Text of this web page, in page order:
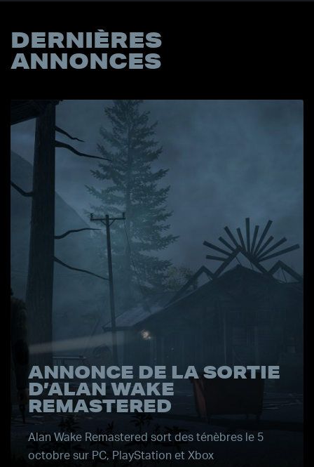
DERNIÈRES
ANNONCES
ANNONCE DE LA SORTIE
D’ALAN WAKE
REMASTERED
Alan Wake Remastered sort des ténèbres le 5
octobre sur PC, PlayStation et Xbox